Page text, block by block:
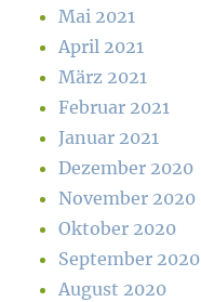
Mai 2021
April 2021
März 2021
Februar 2021
Januar 2021
Dezember 2020
November 2020
Oktober 2020
September 2020
August 2020